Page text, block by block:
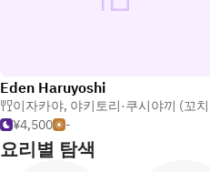
Eden Haruyoshi
이자카야, 야키토리·쿠시야끼 (꼬치 요리)
¥4,500
-
요리별 탐색